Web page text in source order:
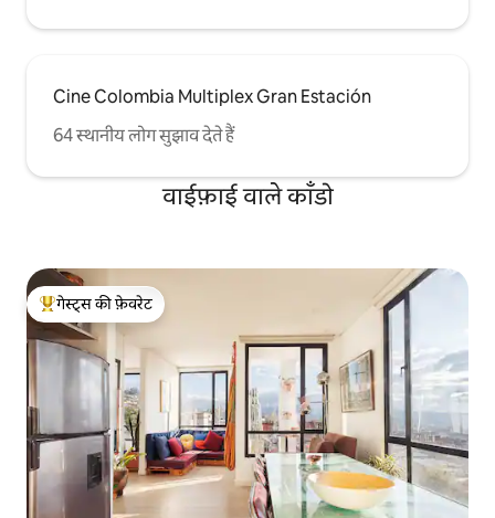
Cine Colombia Multiplex Gran Estación
64 स्थानीय लोग सुझाव देते हैं
वाईफ़ाई वाले काँडो
गेस्ट्स का टॉप फ़ेवरेट
गेस्ट्स की फ़ेवरेट